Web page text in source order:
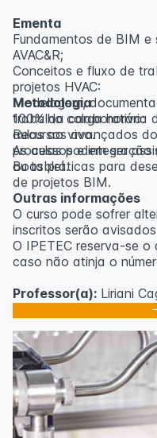
Ementa
Fundamentos de BIM
AVAC&R;
Conceitos e fluxo de
projetos HVAC:
Modelagem,
trabalho colaborativo:
Recursos avançados
processos e
Boas práticas para
de projetos BIM.
Metodologia
100% da carga horária
aulas ao vivo.
As aulas podem ser
ou tablet.
Outras informações
O curso pode sofrer
inscritos serão
O IPETEC reserva-se
caso não atinja o
Professor(a):Liriani